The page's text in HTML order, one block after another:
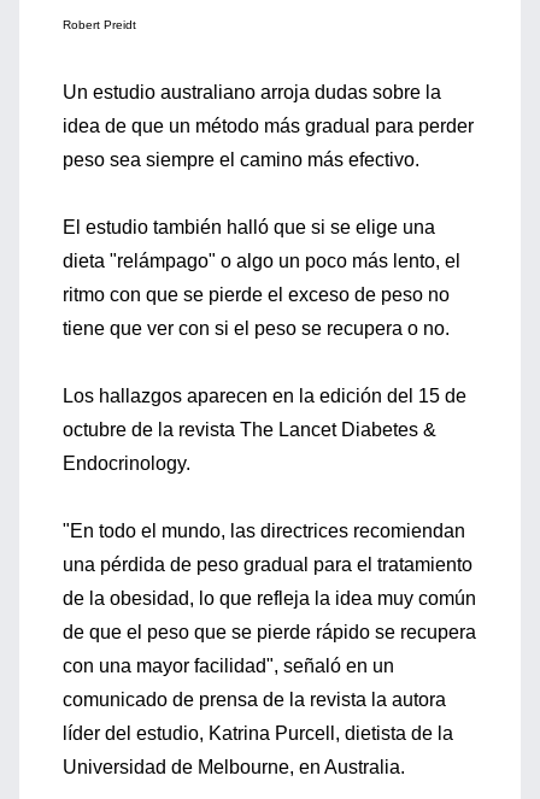
Robert Preidt
Un estudio australiano arroja dudas sobre la
idea de que un método más gradual para perder
peso sea siempre el camino más efectivo.
El estudio también halló que si se elige una
dieta "relámpago" o algo un poco más lento, el
ritmo con que se pierde el exceso de peso no
tiene que ver con si el peso se recupera o no.
Los hallazgos aparecen en la edición del 15 de
octubre de la revista The Lancet Diabetes &
Endocrinology.
"En todo el mundo, las directrices recomiendan
una pérdida de peso gradual para el tratamiento
de la obesidad, lo que refleja la idea muy común
de que el peso que se pierde rápido se recupera
con una mayor facilidad", señaló en un
comunicado de prensa de la revista la autora
líder del estudio, Katrina Purcell, dietista de la
Universidad de Melbourne, en Australia.